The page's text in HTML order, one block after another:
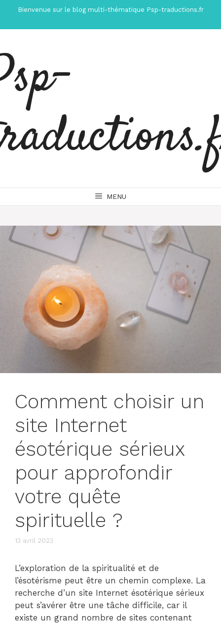
contenu
Bienvenue sur le blog multi-thématique Psp-traductions.fr
MENU
Comment choisir un
site Internet
ésotérique sérieux
pour approfondir
votre quête
spirituelle ?
13 avril 2023
L’exploration de la spiritualité et de
l’ésotérisme peut être un chemin complexe. La
recherche d’un site Internet ésotérique sérieux
peut s’avérer être une tâche difficile, car il
existe un grand nombre de sites contenant